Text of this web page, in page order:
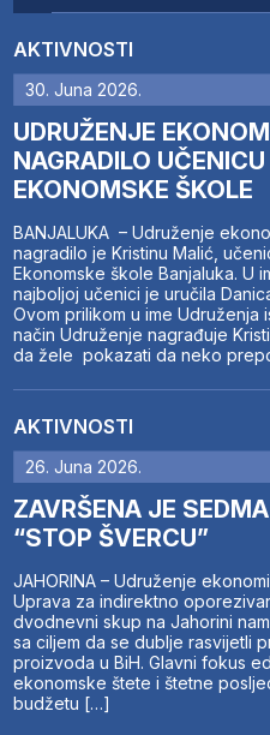
AKTIVNOSTI
30. Juna 2026.
UDRUŽENJE
NAGRADILO
EKONOMSKE ŠKOLE
BANJALUKA – Udruženje
nagradilo je Kristinu Malić,
Ekonomske škole Banjaluka. U
najboljoj učenici je uručila
Ovom prilikom u ime Udruženja
način Udruženje nagrađuje
da žele pokazati da neko
AKTIVNOSTI
26. Juna 2026.
ZAVRŠENA JE
“STOP ŠVERCU”
JAHORINA – Udruženje
Uprava za indirektno
dvodnevni skup na Jahorini
sa ciljem da se dublje rasvijetli
proizvoda u BiH. Glavni fokus
ekonomske štete i štetne
budžetu […]